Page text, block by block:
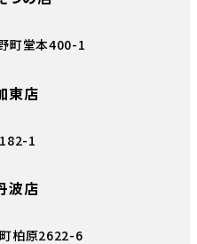
町堂本400-1
東店
1
波店
柏原2622-6